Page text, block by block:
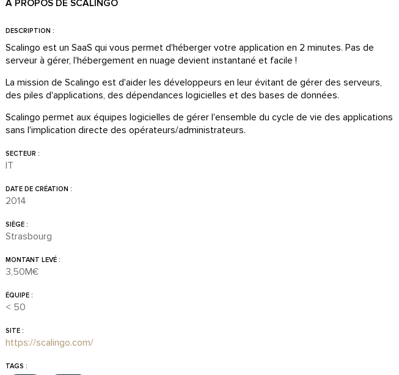
À PROPOS DE SCALINGO
DESCRIPTION :
Scalingo est un SaaS qui vous permet d'héberger votre application en 2 minutes. Pas de
serveur à gérer, l'hébergement en nuage devient instantané et facile !
La mission de Scalingo est d'aider les développeurs en leur évitant de gérer des serveurs,
des piles d'applications, des dépendances logicielles et des bases de données.
Scalingo permet aux équipes logicielles de gérer l'ensemble du cycle de vie des applications
sans l'implication directe des opérateurs/administrateurs.
SECTEUR :
IT
DATE DE CRÉATION :
2014
SIÈGE :
Strasbourg
MONTANT LEVÉ :
3,50M€
ÉQUIPE :
< 50
SITE :
https://scalingo.com/
TAGS :